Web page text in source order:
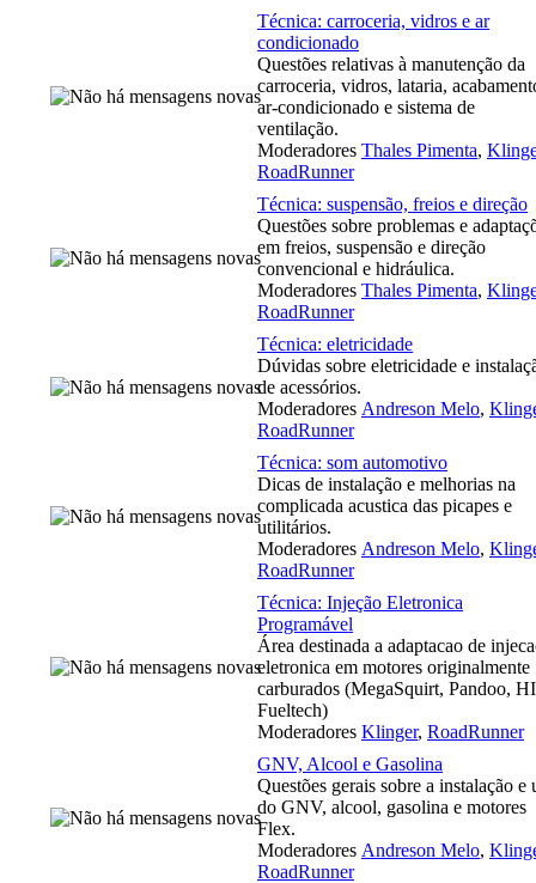
Técnica: carroceria, vidros e ar
condicionado
Questões relativas à manutenção da
carroceria, vidros, lataria,
ar-condicionado e sistema de
ventilação.
Moderadores Thales Pimenta,
RoadRunner
Técnica: suspensão, freios e direção
Questões sobre problemas e
em freios, suspensão e direção
convencional e hidráulica.
Moderadores Thales Pimenta,
RoadRunner
Técnica: eletricidade
Dúvidas sobre eletricidade e
de acessórios.
Moderadores Andreson Melo,
RoadRunner
Técnica: som automotivo
Dicas de instalação e melhorias na
complicada acustica das picapes e
utilitários.
Moderadores Andreson Melo,
RoadRunner
Técnica: Injeção Eletronica
Programável
Área destinada a adaptacao de
eletronica em motores originalmente
carburados (MegaSquirt, Pandoo,
Fueltech)
Moderadores Klinger, RoadRunner
GNV, Alcool e Gasolina
Questões gerais sobre a instalação e
do GNV, alcool, gasolina e motores
Flex.
Moderadores Andreson Melo,
RoadRunner